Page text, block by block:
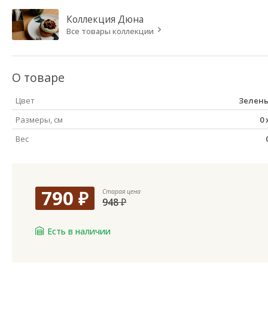
Коллекция Дюна
Все товары коллекции
О товаре
Цвет
Размеры, см
0
Вес
790 ₽ Старая цена
948₽
Есть в наличии